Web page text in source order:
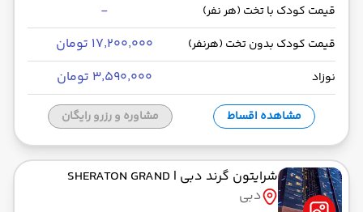
قیمت کودک با تخت (هر نفر) -
قیمت کودک بدون تخت (هرنفر) ۱۷٬۲۰۰٬۰۰۰ تومان
نوزاد ۳٬۵۹۰٬۰۰۰ تومان
مشاهده اقساط مشاوره و رزرو رایگان
شرایتون گرند دبی | SHERATON GRAND
دبی